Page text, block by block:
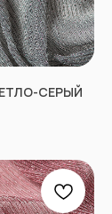
СЕРЫЙ